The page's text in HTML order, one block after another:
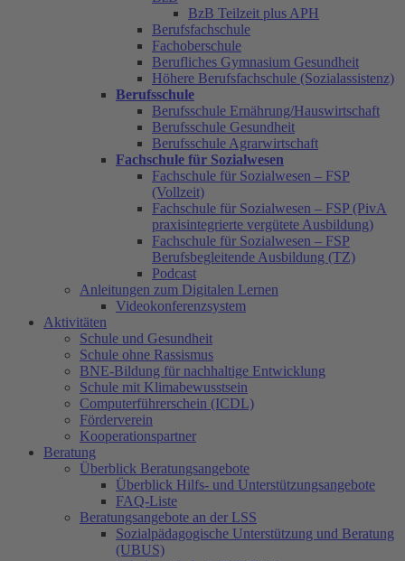
BzB Teilzeit plus APH
Berufsfachschule
Fachoberschule
Berufliches Gymnasium Gesundheit
Höhere Berufsfachschule (Sozialassistenz)
Berufsschule
Berufsschule Ernährung/Hauswirtschaft
Berufsschule Gesundheit
Berufsschule Agrarwirtschaft
Fachschule für Sozialwesen
Fachschule für Sozialwesen – FSP
(Vollzeit)
Fachschule für Sozialwesen – FSP (PivA
praxisintegrierte vergütete Ausbildung)
Fachschule für Sozialwesen – FSP
Berufsbegleitende Ausbildung (TZ)
Podcast
Anleitungen zum Digitalen Lernen
Videokonferenzsystem
Aktivitäten
Schule und Gesundheit
Schule ohne Rassismus
BNE-Bildung für nachhaltige Entwicklung
Schule mit Klimabewusstsein
Computerführerschein (ICDL)
Förderverein
Kooperationspartner
Beratung
Überblick Beratungsangebote
Überblick Hilfs- und Unterstützungsangebote
FAQ-Liste
Beratungsangebote an der LSS
Sozialpädagogische Unterstützung und Beratung
(UBUS)